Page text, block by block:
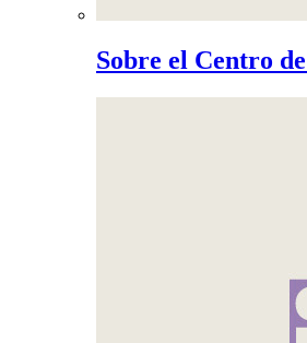
Sobre el Centro